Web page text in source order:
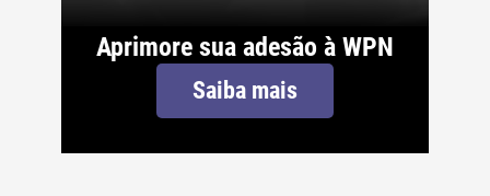
Aprimore sua adesão à WPN
Saiba mais